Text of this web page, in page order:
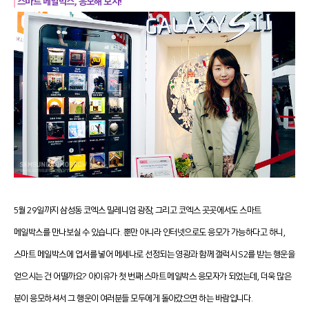
5월 29일까지 삼성동 코엑스 밀레니엄 광장, 그리고 코엑스 곳곳에서도 스마트
메일박스를 만나보실 수 있습니다. 뿐만 아니라 인터넷으로도 응모가 가능하다고 하니,
스마트 메일박스에 엽서를 넣어 메세나로 선정되는 영광과 함께 갤럭시 S2를 받는 행운을
얻으시는 건 어떨까요? 아이유가 첫 번째 스마트 메일박스 응모자가 되었는데, 더욱 많은
분이 응모하셔서 그 행운이 여러분들 모두에게 돌아갔으면 하는 바람입니다.